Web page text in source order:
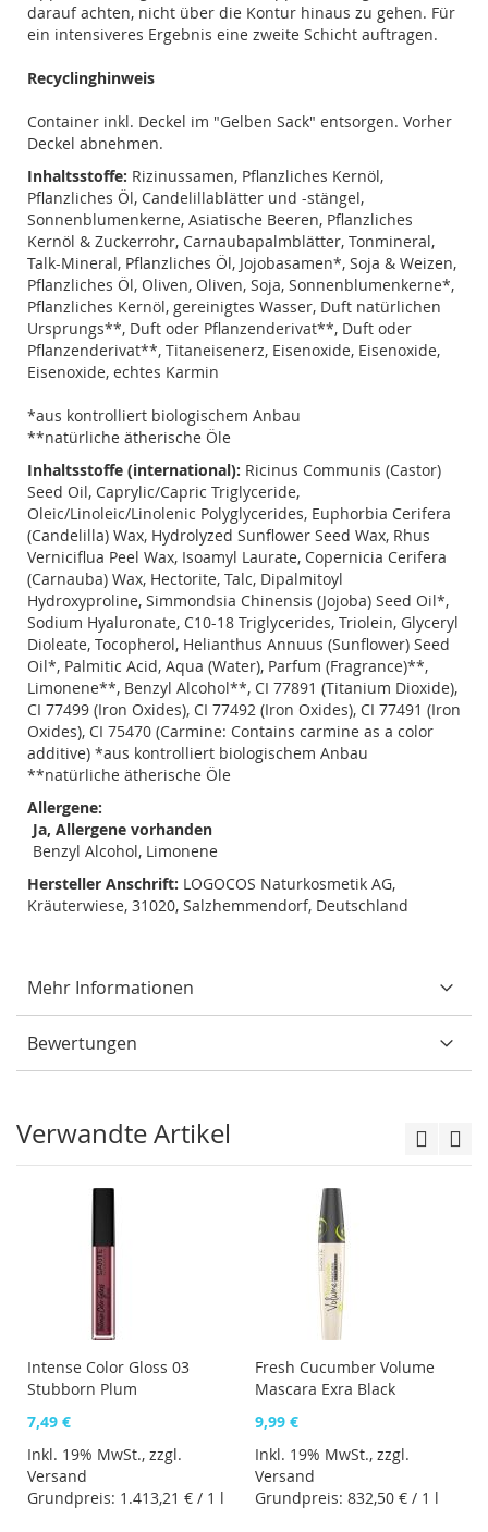
darauf achten, nicht über die Kontur hinaus zu gehen. Für
ein intensiveres Ergebnis eine zweite Schicht auftragen.
Recyclinghinweis
Container inkl. Deckel im "Gelben Sack" entsorgen. Vorher
Deckel abnehmen.
Inhaltsstoffe: Rizinussamen, Pflanzliches Kernöl,
Pflanzliches Öl, Candelillablätter und -stängel,
Sonnenblumenkerne, Asiatische Beeren, Pflanzliches
Kernöl & Zuckerrohr, Carnaubapalmblätter, Tonmineral,
Talk-Mineral, Pflanzliches Öl, Jojobasamen*, Soja & Weizen,
Pflanzliches Öl, Oliven, Oliven, Soja, Sonnenblumenkerne*,
Pflanzliches Kernöl, gereinigtes Wasser, Duft natürlichen
Ursprungs**, Duft oder Pflanzenderivat**, Duft oder
Pflanzenderivat**, Titaneisenerz, Eisenoxide, Eisenoxide,
Eisenoxide, echtes Karmin
*aus kontrolliert biologischem Anbau
**natürliche ätherische Öle
Inhaltsstoffe (international): Ricinus Communis (Castor)
Seed Oil, Caprylic/Capric Triglyceride,
Oleic/Linoleic/Linolenic Polyglycerides, Euphorbia Cerifera
(Candelilla) Wax, Hydrolyzed Sunflower Seed Wax, Rhus
Verniciflua Peel Wax, Isoamyl Laurate, Copernicia Cerifera
(Carnauba) Wax, Hectorite, Talc, Dipalmitoyl
Hydroxyproline, Simmondsia Chinensis (Jojoba) Seed Oil*,
Sodium Hyaluronate, C10-18 Triglycerides, Triolein, Glyceryl
Dioleate, Tocopherol, Helianthus Annuus (Sunflower) Seed
Oil*, Palmitic Acid, Aqua (Water), Parfum (Fragrance)**,
Limonene**, Benzyl Alcohol**, CI 77891 (Titanium Dioxide),
CI 77499 (Iron Oxides), CI 77492 (Iron Oxides), CI 77491 (Iron
Oxides), CI 75470 (Carmine: Contains carmine as a color
additive) *aus kontrolliert biologischem Anbau
**natürliche ätherische Öle
Allergene:
Ja, Allergene vorhanden
Benzyl Alcohol, Limonene
Hersteller Anschrift: LOGOCOS Naturkosmetik AG,
Kräuterwiese, 31020, Salzhemmendorf, Deutschland
Mehr Informationen
Bewertungen
Verwandte Artikel
Intense Color Gloss 03
Stubborn Plum
7,49 €
Inkl. 19% MwSt., zzgl.
Versand
Grundpreis: 1.413,21 € / 1 l
Fresh Cucumber Volume
Mascara Exra Black
9,99 €
Inkl. 19% MwSt., zzgl.
Versand
Grundpreis: 832,50 € / 1 l